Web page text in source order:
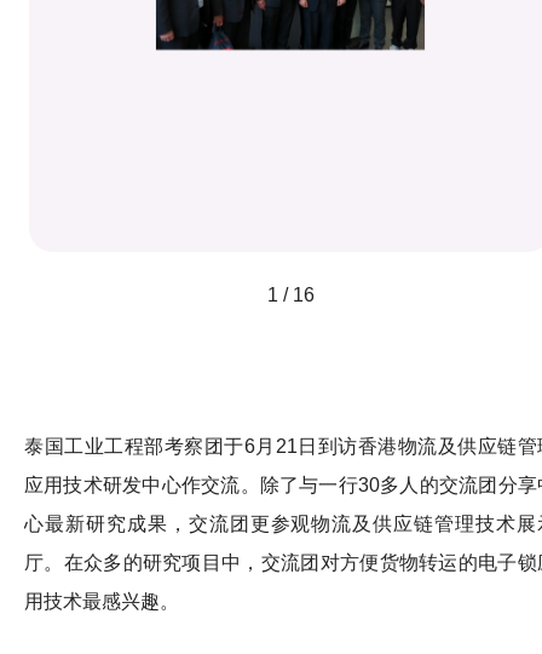
1 / 16
泰国工业工程部考察团于6月21日到访香港物流及供应链管
应用技术研发中心作交流。除了与一行30多人的交流团分享
心最新研究成果，交流团更参观物流及供应链管理技术展
厅。在众多的研究项目中，交流团对方便货物转运的电子锁
用技术最感兴趣。